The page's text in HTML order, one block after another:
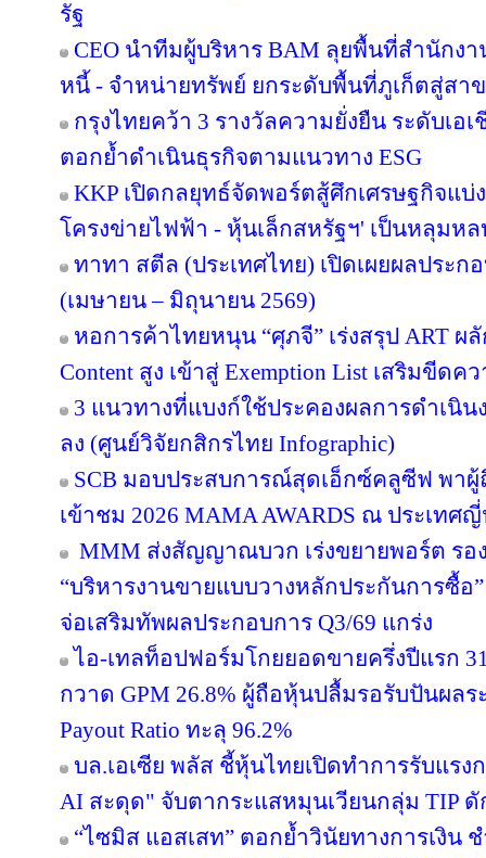
รัฐ
CEO นำทีมผู้บริหาร BAM ลุยพื้นที่สำนักงา
หนี้ - จำหน่ายทรัพย์ ยกระดับพื้นที่ภูเก็ตสู่ส
กรุงไทยคว้า 3 รางวัลความยั่งยืน ระดับเอเ
ตอกย้ำดำเนินธุรกิจตามแนวทาง ESG
KKP เปิดกลยุทธ์จัดพอร์ตสู้ศึกเศรษฐกิจแบ่
โครงข่ายไฟฟ้า - หุ้นเล็กสหรัฐฯ' เป็นหลุมห
ทาทา สตีล (ประเทศไทย) เปิดเผยผลประก
(เมษายน – มิถุนายน 2569)
หอการค้าไทยหนุน “ศุภจี” เร่งสรุป ART
Content สูง เข้าสู่ Exemption List เสริมขีด
3 แนวทางที่แบงก์ใช้ประคองผลการดำเนิ
ลง (ศูนย์วิจัยกสิกรไทย Infographic)
SCB มอบประสบการณ์สุดเอ็กซ์คลูซีฟ พาผู้
เข้าชม 2026 MAMA AWARDS ณ ประเท
MMM ส่งสัญญาณบวก เร่งขยายพอร์ต รอ
“บริหารงานขายแบบวางหลักประกันการซื้อ
จ่อเสริมทัพผลประกอบการ Q3/69 แกร่ง
ไอ-เทลท็อปฟอร์มโกยยอดขายครึ่งปีแรก
กวาด GPM 26.8% ผู้ถือหุ้นปลื้มรอรับปันผล
Payout Ratio ทะลุ 96.2%
บล.เอเซีย พลัส ชี้หุ้นไทยเปิดทำการรับแร
AI สะดุด" จับตากระแสหมุนเวียนกลุ่ม TIP ดั
“ไซมิส แอสเสท” ตอกย้ำวินัยทางการเงิน